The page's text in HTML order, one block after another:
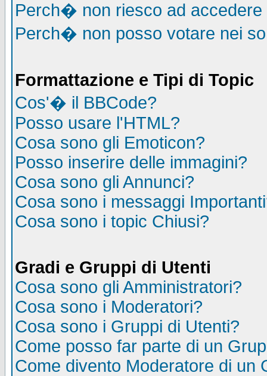
Perch� non riesco ad accedere
Perch� non posso votare nei
Formattazione e Tipi di Topic
Cos'� il BBCode?
Posso usare l'HTML?
Cosa sono gli Emoticon?
Posso inserire delle immagini?
Cosa sono gli Annunci?
Cosa sono i messaggi
Cosa sono i topic Chiusi?
Gradi e Gruppi di Utenti
Cosa sono gli Amministratori?
Cosa sono i Moderatori?
Cosa sono i Gruppi di Utenti?
Come posso far parte di un
Come divento Moderatore di un